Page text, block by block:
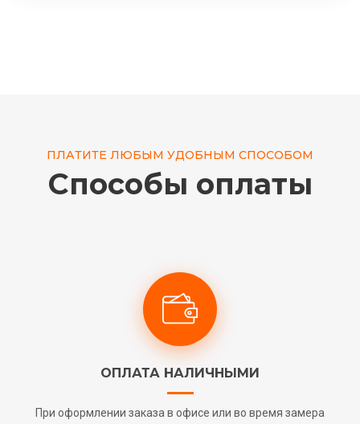
ПЛАТИТЕ ЛЮБЫМ УДОБНЫМ СПОСОБОМ
Способы оплаты
ОПЛАТА НАЛИЧНЫМИ
При оформлении заказа в офисе или во время замера